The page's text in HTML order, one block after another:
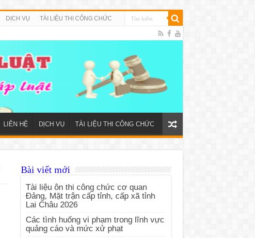
DỊCH VỤ TÀI LIỆU THI CÔNG CHỨC
LIÊN HỆ DỊCH VỤ TÀI LIỆU THI CÔNG CHỨC
Bài viết mới
Tài liệu ôn thi công chức cơ quan
Đảng, Mặt trận cấp tỉnh, cấp xã tỉnh
Lai Châu 2026
Các tình huống vi phạm trong lĩnh vực
quảng cáo và mức xử phạt